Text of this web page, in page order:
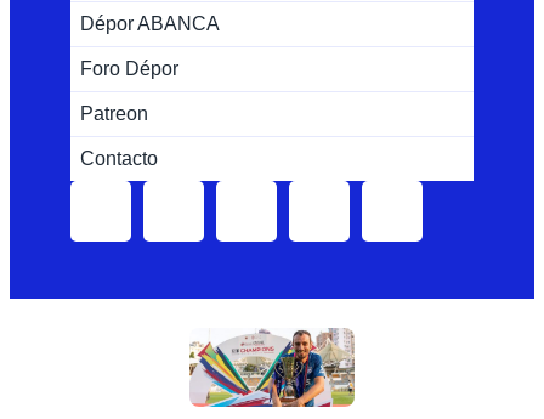
Dépor ABANCA
Foro Dépor
Patreon
Contacto